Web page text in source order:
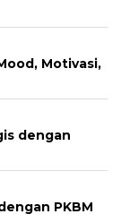
Motivasi,
dengan
PKBM